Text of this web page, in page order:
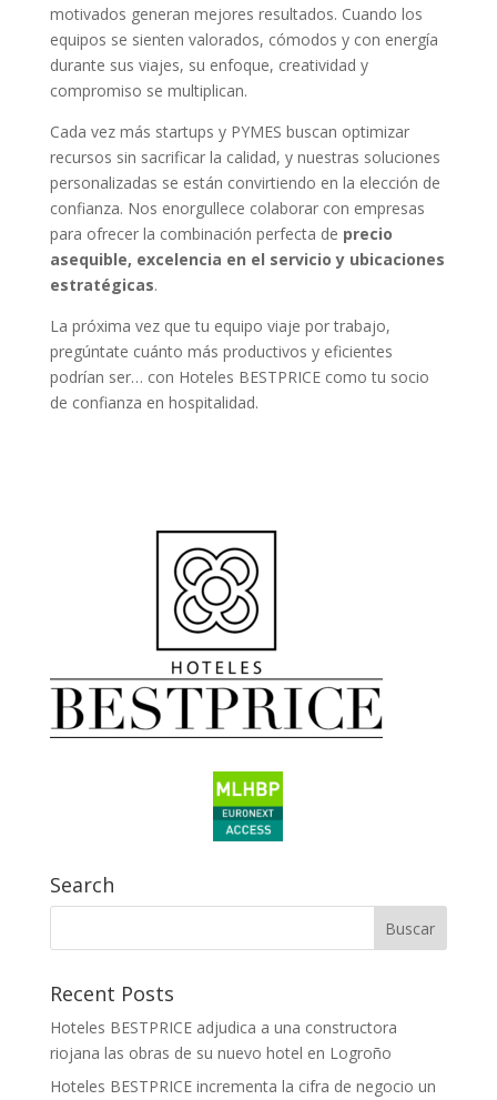
motivados generan mejores resultados. Cuando los
equipos se sienten valorados, cómodos y con energía
durante sus viajes, su enfoque, creatividad y
compromiso se multiplican.
Cada vez más startups y PYMES buscan optimizar
recursos sin sacrificar la calidad, y nuestras soluciones
personalizadas se están convirtiendo en la elección de
confianza. Nos enorgullece colaborar con empresas
para ofrecer la combinación perfecta de precio
asequible, excelencia en el servicio y ubicaciones
estratégicas.
La próxima vez que tu equipo viaje por trabajo,
pregúntate cuánto más productivos y eficientes
podrían ser… con Hoteles BESTPRICE como tu socio
de confianza en hospitalidad.
Search
Recent Posts
Hoteles BESTPRICE adjudica a una constructora
riojana las obras de su nuevo hotel en Logroño
Hoteles BESTPRICE incrementa la cifra de negocio un